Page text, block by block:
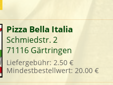
Pizza Bella Italia
Schmiedstr. 2
71116 Gärtringen
Liefergebühr: 2.50 €
Mindestbestellwert: 20.00 €